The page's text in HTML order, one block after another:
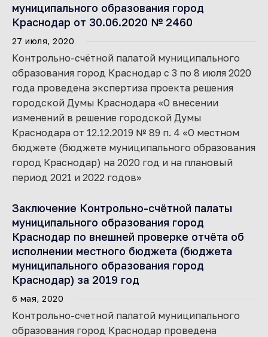
муниципального образования город
Краснодар от 30.06.2020 № 2460
27 июля, 2020
Контрольно-счётной палатой муниципального
образования город Краснодар с 3 по 8 июля 2020
года проведена экспертиза проекта решения
городской Думы Краснодара «О внесении
изменений в решение городской Думы
Краснодара от 12.12.2019 № 89 п. 4 «О местном
бюджете (бюджете муниципального образования
город Краснодар) на 2020 год и на плановый
период 2021 и 2022 годов»
Заключение Контрольно-счётной палаты
муниципального образования город
Краснодар по внешней проверке отчёта об
исполнении местного бюджета (бюджета
муниципального образования город
Краснодар) за 2019 год
6 мая, 2020
Контрольно-счетной палатой муниципального
образования город Краснодар проведена